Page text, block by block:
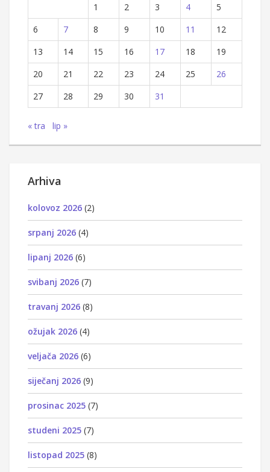
1
2 3 4
5
6
7 8 9 10 11
12
13
14 15 16 17 18
19
20
21 22 23 24 25
26
27
28 29 30 31
« tra lip »
Arhiva
kolovoz 2026 (2)
srpanj 2026 (4)
lipanj 2026 (6)
svibanj 2026 (7)
travanj 2026 (8)
ožujak 2026 (4)
veljača 2026 (6)
siječanj 2026 (9)
prosinac 2025 (7)
studeni 2025 (7)
listopad 2025 (8)